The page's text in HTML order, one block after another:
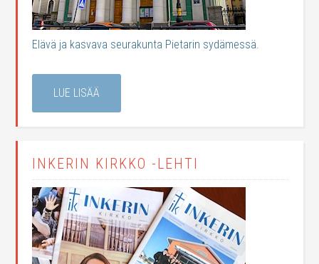
Elävä ja kasvava seurakunta Pietarin sydämessä.
LUE LISÄÄ
INKERIN KIRKKO -LEHTI